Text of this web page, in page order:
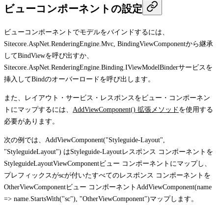
ビューコンポーネントの設定
ビューコンポーネントでモデルをバインドするには、
Sitecore.AspNet.RenderingEngine.Mvc, BindingViewComponentから継承
してBindViewを呼び出すか、
Sitecore.AspNet.RenderingEngine.Binding.IViewModelBinderサービスを
挿入してBindのオーバーロードを呼び出します。
また、レイアウト・サービス・レスポンスをビュー・コンポーネン
トにマップするには、 AddViewComponent() 拡張メソッド を使用する
必要があります。
次の例では、 AddViewComponent("Styleguide-Layout",
"StyleguideLayout") はStyleguide-Layoutレスポンス コンポーネントを
StyleguideLayoutViewComponentビュー コンポーネントにマップし、
プレフィックスがscが付いたすべてのレスポンス コンポーネントを
OtherViewComponentビュー コンポーネント AddViewComponent(name
=> name.StartsWith("sc"), "OtherViewComponent")マップします。